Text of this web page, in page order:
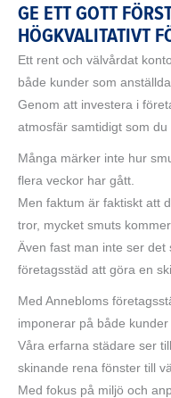
GE ETT GOTT
HÖGKVALITATIVT
Ett rent och välvårdat
både kunder som anställda.
Genom att investera i
atmosfär samtidigt som
Många märker inte hur
flera veckor har gått.
Men faktum är faktiskt att
tror, mycket smuts
Även fast man inte ser
företagsstäd att göra en
Med Annebloms
imponerar på både kunder
Våra erfarna städare ser
skinande rena fönster till
Med fokus på miljö och